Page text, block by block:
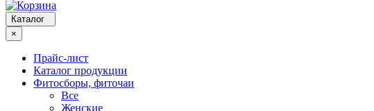
Каталог
×
Прайс-лист
Каталог продукции
Фитосборы, фиточаи
Все
Женские